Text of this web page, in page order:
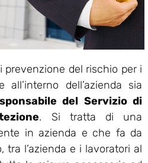
prevenzione del rischio per i
dell’azienda sia
del Servizio di
. Si tratta di una
in azienda e che fa da
tra l’azienda e i lavoratori al